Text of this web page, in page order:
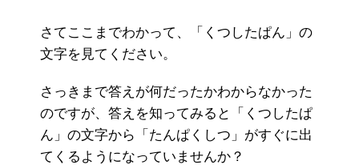
さてここまでわかって、「くつしたぱん」の
文字を見てください。
さっきまで答えが何だったかわからなかった
のですが、答えを知ってみると「くつしたぱ
ん」の文字から「たんぱくしつ」がすぐに出
てくるようになっていませんか？